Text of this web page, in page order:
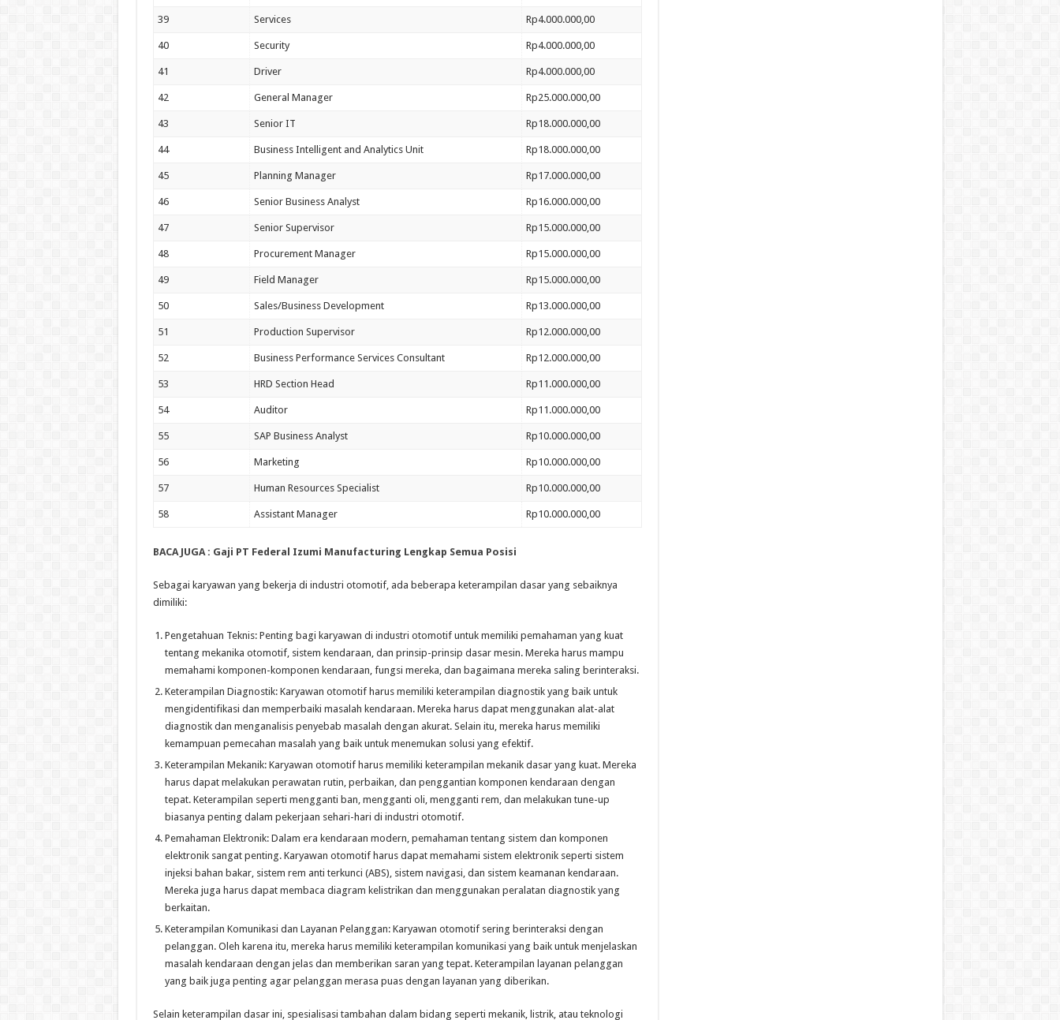
39 Services Rp4.000.000,00
40 Security Rp4.000.000,00
41 Driver Rp4.000.000,00
42 General Manager Rp25.000.000,00
43 Senior IT Rp18.000.000,00
44 Business Intelligent and Analytics Unit Rp18.000.000,00
45 Planning Manager Rp17.000.000,00
46 Senior Business Analyst Rp16.000.000,00
47 Senior Supervisor Rp15.000.000,00
48 Procurement Manager Rp15.000.000,00
49 Field Manager Rp15.000.000,00
50 Sales/Business Development Rp13.000.000,00
51 Production Supervisor Rp12.000.000,00
52 Business Performance Services Consultant Rp12.000.000,00
53 HRD Section Head Rp11.000.000,00
54 Auditor Rp11.000.000,00
55 SAP Business Analyst Rp10.000.000,00
56 Marketing Rp10.000.000,00
57 Human Resources Specialist Rp10.000.000,00
58 Assistant Manager Rp10.000.000,00
BACA JUGA : Gaji PT Federal Izumi Manufacturing Lengkap Semua Posisi
Sebagai karyawan yang bekerja di industri otomotif, ada beberapa keterampilan dasar yang sebaiknya
dimiliki:
Pengetahuan Teknis: Penting bagi karyawan di industri otomotif untuk memiliki pemahaman yang kuat
tentang mekanika otomotif, sistem kendaraan, dan prinsip-prinsip dasar mesin. Mereka harus mampu
memahami komponen-komponen kendaraan, fungsi mereka, dan bagaimana mereka saling berinteraksi.
Keterampilan Diagnostik: Karyawan otomotif harus memiliki keterampilan diagnostik yang baik untuk
mengidentifikasi dan memperbaiki masalah kendaraan. Mereka harus dapat menggunakan alat-alat
diagnostik dan menganalisis penyebab masalah dengan akurat. Selain itu, mereka harus memiliki
kemampuan pemecahan masalah yang baik untuk menemukan solusi yang efektif.
Keterampilan Mekanik: Karyawan otomotif harus memiliki keterampilan mekanik dasar yang kuat. Mereka
harus dapat melakukan perawatan rutin, perbaikan, dan penggantian komponen kendaraan dengan
tepat. Keterampilan seperti mengganti ban, mengganti oli, mengganti rem, dan melakukan tune-up
biasanya penting dalam pekerjaan sehari-hari di industri otomotif.
Pemahaman Elektronik: Dalam era kendaraan modern, pemahaman tentang sistem dan komponen
elektronik sangat penting. Karyawan otomotif harus dapat memahami sistem elektronik seperti sistem
injeksi bahan bakar, sistem rem anti terkunci (ABS), sistem navigasi, dan sistem keamanan kendaraan.
Mereka juga harus dapat membaca diagram kelistrikan dan menggunakan peralatan diagnostik yang
berkaitan.
Keterampilan Komunikasi dan Layanan Pelanggan: Karyawan otomotif sering berinteraksi dengan
pelanggan. Oleh karena itu, mereka harus memiliki keterampilan komunikasi yang baik untuk menjelaskan
masalah kendaraan dengan jelas dan memberikan saran yang tepat. Keterampilan layanan pelanggan
yang baik juga penting agar pelanggan merasa puas dengan layanan yang diberikan.
Selain keterampilan dasar ini, spesialisasi tambahan dalam bidang seperti mekanik, listrik, atau teknologi